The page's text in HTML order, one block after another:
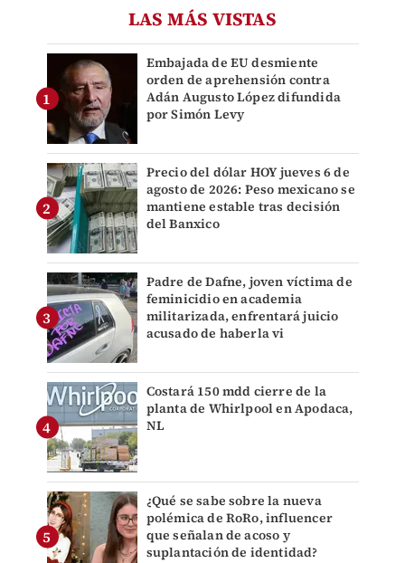
LAS MÁS VISTAS
Embajada de EU desmiente
orden de aprehensión contra
Adán Augusto López difundida
por Simón Levy
Precio del dólar HOY jueves 6 de
agosto de 2026: Peso mexicano se
mantiene estable tras decisión
del Banxico
Padre de Dafne, joven víctima de
feminicidio en academia
militarizada, enfrentará juicio
acusado de haberla vi
Costará 150 mdd cierre de la
planta de Whirlpool en Apodaca,
NL
¿Qué se sabe sobre la nueva
polémica de RoRo, influencer
que señalan de acoso y
suplantación de identidad?